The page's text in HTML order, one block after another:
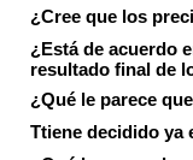
¿Cree que los
¿Está de acuerdo
resultado final de
¿Qué le parece
Ttiene decidido ya